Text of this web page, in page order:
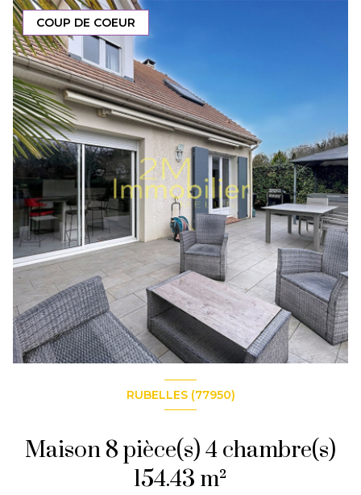
COUP DE COEUR
RUBELLES (77950)
Maison 8 pièce(s) 4 chambre(s)
154.43 m²